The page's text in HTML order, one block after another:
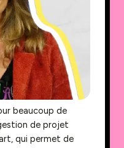
beaucoup de
de projet
qui permet de